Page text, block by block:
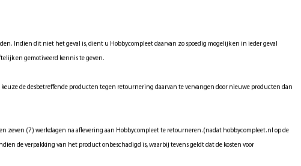
Indien dit niet het geval is, dient u Hobbycompleet daarvan zo spoedig mogelijk en in ieder geval
en gemotiveerd kennis te geven.
de desbetreffende producten tegen retournering daarvan te vervangen door nieuwe producten dan
(7) werkdagen na aflevering aan Hobbycompleet te retourneren.(nadat hobbycompleet.nl op de
de verpakking van het product onbeschadigd is, waarbij tevens geldt dat de kosten voor